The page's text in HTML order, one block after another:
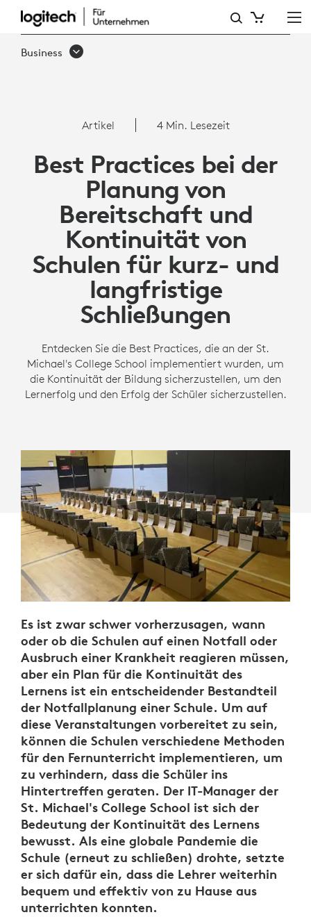
BEST
PRACTICES
BEREITSCHAFTS-
UND
KONTINUITÄTSPLANUNG
Business
Artikel 4 Min. Lesezeit
Best Practices bei der
Planung von
Bereitschaft und
Kontinuität von
Schulen für kurz- und
langfristige
Schließungen
Entdecken Sie die Best Practices, die an der St.
Michael's College School implementiert wurden, um
die Kontinuität der Bildung sicherzustellen, um den
Lernerfolg und den Erfolg der Schüler sicherzustellen.
Es ist zwar schwer vorherzusagen, wann
oder ob die Schulen auf einen Notfall oder
Ausbruch einer Krankheit reagieren müssen,
aber ein Plan für die Kontinuität des
Lernens ist ein entscheidender Bestandteil
der Notfallplanung einer Schule. Um auf
diese Veranstaltungen vorbereitet zu sein,
können die Schulen verschiedene Methoden
für den Fernunterricht implementieren, um
zu verhindern, dass die Schüler ins
Hintertreffen geraten. Der IT-Manager der
St. Michael's College School ist sich der
Bedeutung der Kontinuität des Lernens
bewusst. Als eine globale Pandemie die
Schule (erneut zu schließen) drohte, setzte
er sich dafür ein, dass die Lehrer weiterhin
bequem und effektiv von zu Hause aus
unterrichten konnten.